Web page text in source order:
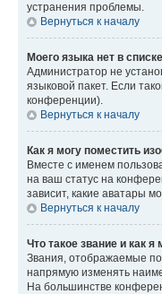
устранения проблемы.
Вернуться к началу
Моего языка нет в
Администратор не
языковой пакет. Если
конференции).
Вернуться к началу
Как я могу поместить
Вместе с именем
на ваш статус на
зависит, какие аватары
Вернуться к началу
Что такое звание и как я
Звания, отображаемые
напрямую изменять
На большинстве